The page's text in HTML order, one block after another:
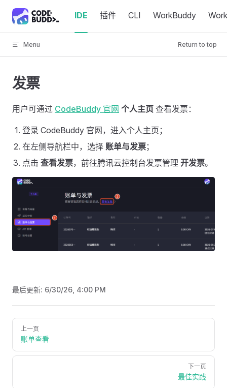
Skip to content IDE 插件 CLI WorkBuddy
Menu Return to top
发票
用户可通过 CodeBuddy 官网 个人主页 查看发票：
登录 CodeBuddy 官网，进入个人主页；
在左侧导航栏中，选择 账单与发票；
点击 查看发票，前往腾讯云控制台发票管理 开发票。
最后更新: 6/30/26, 4:00 PM
Pager
上一页
账单查看
下一页
最佳实践